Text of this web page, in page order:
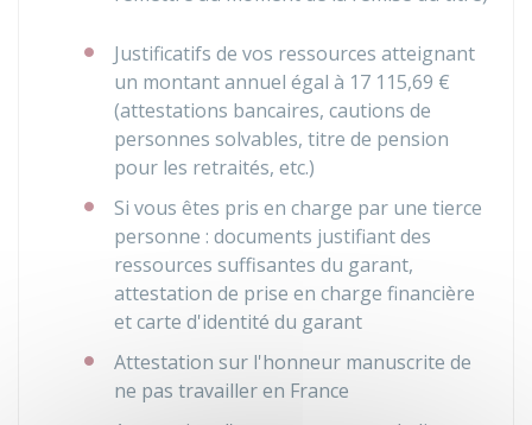
Justificatifs de vos ressources atteignant
un montant annuel égal à 17 115,69 €
(attestations bancaires, cautions de
personnes solvables, titre de pension
pour les retraités, etc.)
Si vous êtes pris en charge par une tierce
personne : documents justifiant des
ressources suffisantes du garant,
attestation de prise en charge financière
et carte d'identité du garant
Attestation sur l'honneur manuscrite de
ne pas travailler en France